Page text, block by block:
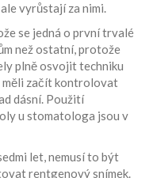
vyrůstají za nimi.
se jedná o první trvalé
než ostatní, protože
plně osvojit techniku
měli začít kontrolovat
dásní. Použití
u stomatologa jsou v
let, nemusí to být
rentgenový snímek.